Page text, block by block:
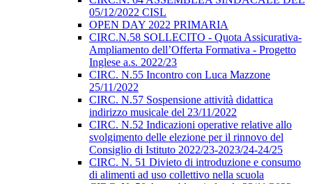
05/12/2022 CISL
OPEN DAY 2022 PRIMARIA
CIRC.N.58 SOLLECITO - Quota Assicurativa-
Ampliamento dell’Offerta Formativa - Progetto
Inglese a.s. 2022/23
CIRC. N.55 Incontro con Luca Mazzone
25/11/2022
CIRC. N.57 Sospensione attività didattica
indirizzo musicale del 23/11/2022
CIRC. N.52 Indicazioni operative relative allo
svolgimento delle elezione per il rinnovo del
Consiglio di Istituto 2022/23-2023/24-24/25
CIRC. N. 51 Divieto di introduzione e consumo
di alimenti ad uso collettivo nella scuola